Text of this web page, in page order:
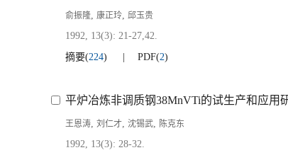
俞振隆, 康正玲, 邱玉贵
1992, 13(3): 21-27,42.
摘要(224) PDF(2)
平炉冶炼非调质钢38MnVTi的试生产和应用
王恩涛, 刘仁才, 沈锡武, 陈克东
1992, 13(3): 28-32.